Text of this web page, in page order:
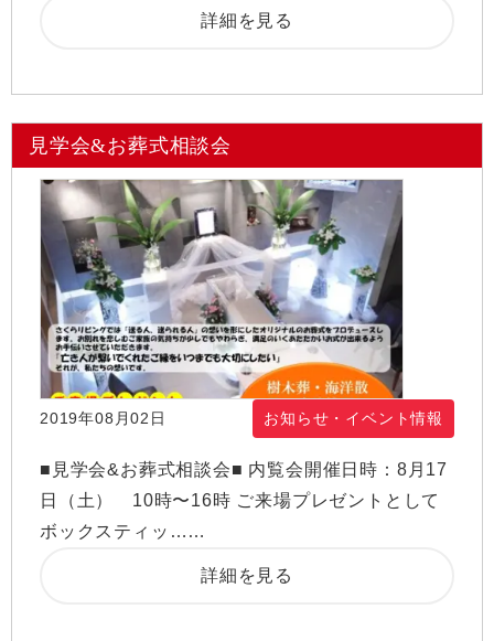
詳細を見る
見学会&お葬式相談会
2019年08月02日 お知らせ・イベント情報
■見学会&お葬式相談会■ 内覧会開催日時：8月17
日（土） 10時〜16時 ご来場プレゼントとして
ボックスティッ……
詳細を見る